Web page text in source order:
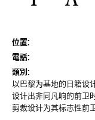
位置:
電話:
類別:
以巴黎为基地的日籍设
设计出非同凡响的前卫
剪裁设计为其标志性前